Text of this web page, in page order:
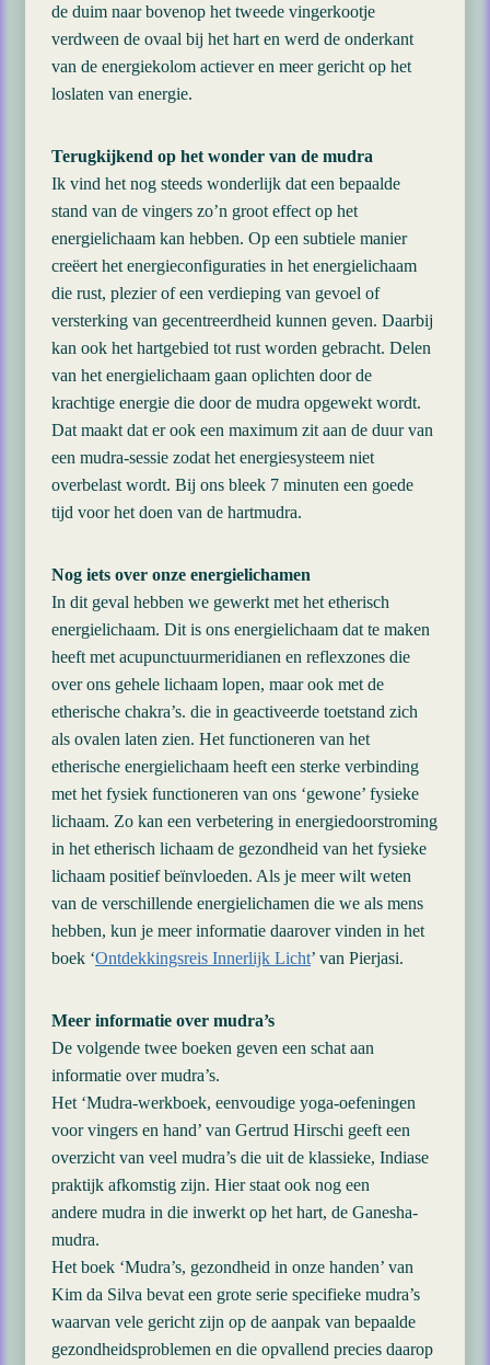
de duim naar bovenop het tweede vingerkootje
verdween de ovaal bij het hart en werd de onderkant
van de energiekolom actiever en meer gericht op het
loslaten van energie.
Terugkijkend op het wonder van de mudra
Ik vind het nog steeds wonderlijk dat een bepaalde
stand van de vingers zo’n groot effect op het
energielichaam kan hebben. Op een subtiele manier
creëert het energieconfiguraties in het energielichaam
die rust, plezier of een verdieping van gevoel of
versterking van gecentreerdheid kunnen geven. Daarbij
kan ook het hartgebied tot rust worden gebracht. Delen
van het energielichaam gaan oplichten door de
krachtige energie die door de mudra opgewekt wordt.
Dat maakt dat er ook een maximum zit aan de duur van
een mudra-sessie zodat het energiesysteem niet
overbelast wordt. Bij ons bleek 7 minuten een goede
tijd voor het doen van de hartmudra.
Nog iets over onze energielichamen
In dit geval hebben we gewerkt met het etherisch
energielichaam. Dit is ons energielichaam dat te maken
heeft met acupunctuurmeridianen en reflexzones die
over ons gehele lichaam lopen, maar ook met de
etherische chakra’s. die in geactiveerde toetstand zich
als ovalen laten zien. Het functioneren van het
etherische energielichaam heeft een sterke verbinding
met het fysiek functioneren van ons ‘gewone’ fysieke
lichaam. Zo kan een verbetering in energiedoorstroming
in het etherisch lichaam de gezondheid van het fysieke
lichaam positief beïnvloeden. Als je meer wilt weten
van de verschillende energielichamen die we als mens
hebben, kun je meer informatie daarover vinden in het
boek ‘Ontdekkingsreis Innerlijk Licht’ van Pierjasi.
Meer informatie over mudra’s
De volgende twee boeken geven een schat aan
informatie over mudra’s.
Het ‘Mudra-werkboek, eenvoudige yoga-oefeningen
voor vingers en hand’ van Gertrud Hirschi geeft een
overzicht van veel mudra’s die uit de klassieke, Indiase
praktijk afkomstig zijn. Hier staat ook nog een
andere mudra in die inwerkt op het hart, de Ganesha-
mudra.
Het boek ‘Mudra’s, gezondheid in onze handen’ van
Kim da Silva bevat een grote serie specifieke mudra’s
waarvan vele gericht zijn op de aanpak van bepaalde
gezondheidsproblemen en die opvallend precies daarop